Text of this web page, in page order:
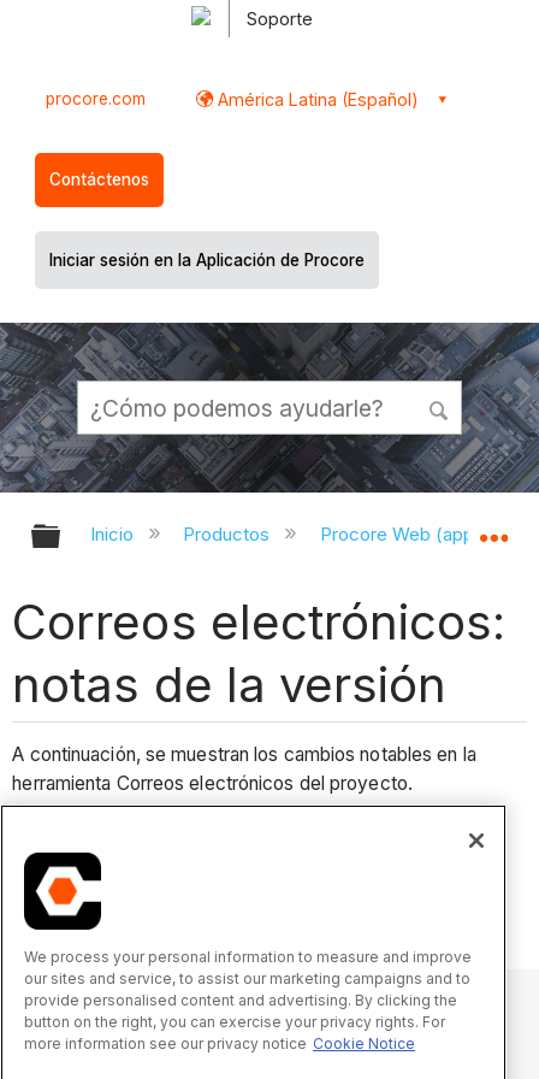
Soporte
procore.com América Latina (Español)
Contáctenos
Iniciar sesión en la Aplicación de Procore
Expandir/contraer jerarquía global
Inicio Productos Procore Web
Correos electrónicos:
notas de la versión
A continuación, se muestran los cambios notables en la
herramienta Correos electrónicos del proyecto.
Cambios recientes
No hay cambios notables recientes.
We process your personal information to measure and improve
our sites and service, to assist our marketing campaigns and to
provide personalised content and advertising. By clicking the
button on the right, you can exercise your privacy rights. For
more information see our privacy notice Cookie Notice